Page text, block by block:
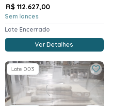
R$ 112.627,00
Sem lances
Lote Encerrado
Ver Detalhes
Lote 003